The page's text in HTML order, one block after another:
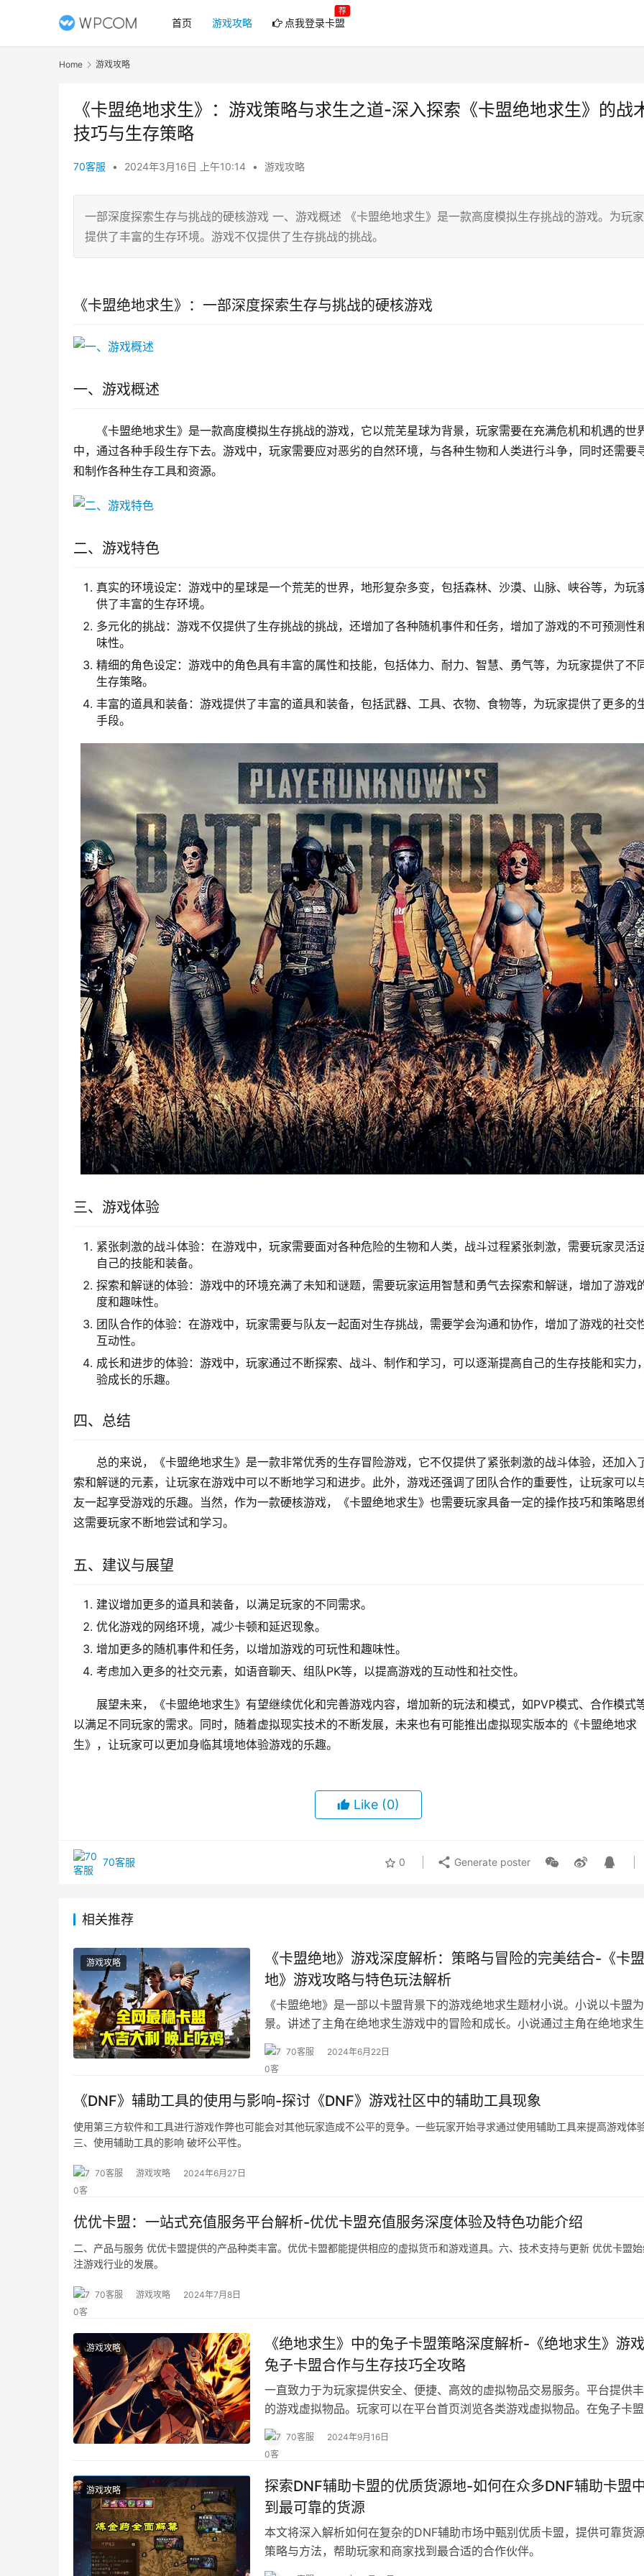
首页 游戏攻略 点我登录卡盟
荐
Home 游戏攻略
《卡盟绝地求生》：游戏策略与求生之道-深入探索《卡盟绝地求生》的战
技巧与生存策略
70客服 • 2024年3月16日 上午10:14 • 游戏攻略
一部深度探索生存与挑战的硬核游戏 一、游戏概述 《卡盟绝地求生》是一款高度模拟生存挑战的游戏。为玩家
提供了丰富的生存环境。游戏不仅提供了生存挑战的挑战。
《卡盟绝地求生》：一部深度探索生存与挑战的硬核游戏
一、游戏概述
《卡盟绝地求生》是一款高度模拟生存挑战的游戏，它以荒芜星球为背景，玩家需要在充满危机和机遇的世
中，通过各种手段生存下去。游戏中，玩家需要应对恶劣的自然环境，与各种生物和人类进行斗争，同时还需要
和制作各种生存工具和资源。
二、游戏特色
真实的环境设定：游戏中的星球是一个荒芜的世界，地形复杂多变，包括森林、沙漠、山脉、峡谷等，为玩
供了丰富的生存环境。
多元化的挑战：游戏不仅提供了生存挑战的挑战，还增加了各种随机事件和任务，增加了游戏的不可预测性
味性。
精细的角色设定：游戏中的角色具有丰富的属性和技能，包括体力、耐力、智慧、勇气等，为玩家提供了不
生存策略。
丰富的道具和装备：游戏提供了丰富的道具和装备，包括武器、工具、衣物、食物等，为玩家提供了更多的
手段。
三、游戏体验
紧张刺激的战斗体验：在游戏中，玩家需要面对各种危险的生物和人类，战斗过程紧张刺激，需要玩家灵活
自己的技能和装备。
探索和解谜的体验：游戏中的环境充满了未知和谜题，需要玩家运用智慧和勇气去探索和解谜，增加了游戏
度和趣味性。
团队合作的体验：在游戏中，玩家需要与队友一起面对生存挑战，需要学会沟通和协作，增加了游戏的社交
互动性。
成长和进步的体验：游戏中，玩家通过不断探索、战斗、制作和学习，可以逐渐提高自己的生存技能和实力
验成长的乐趣。
四、总结
总的来说，《卡盟绝地求生》是一款非常优秀的生存冒险游戏，它不仅提供了紧张刺激的战斗体验，还加入
索和解谜的元素，让玩家在游戏中可以不断地学习和进步。此外，游戏还强调了团队合作的重要性，让玩家可以
友一起享受游戏的乐趣。当然，作为一款硬核游戏，《卡盟绝地求生》也需要玩家具备一定的操作技巧和策略思
这需要玩家不断地尝试和学习。
五、建议与展望
建议增加更多的道具和装备，以满足玩家的不同需求。
优化游戏的网络环境，减少卡顿和延迟现象。
增加更多的随机事件和任务，以增加游戏的可玩性和趣味性。
考虑加入更多的社交元素，如语音聊天、组队PK等，以提高游戏的互动性和社交性。
展望未来，《卡盟绝地求生》有望继续优化和完善游戏内容，增加新的玩法和模式，如PVP模式、合作模式
以满足不同玩家的需求。同时，随着虚拟现实技术的不断发展，未来也有可能推出虚拟现实版本的《卡盟绝地求
生》，让玩家可以更加身临其境地体验游戏的乐趣。
Like (0)
70客服 0 Generate poster
相关推荐
游戏攻略
《卡盟绝地》游戏深度解析：策略与冒险的完美结合-《卡
地》游戏攻略与特色玩法解析
《卡盟绝地》是一部以卡盟背景下的游戏绝地求生题材小说。小说以卡盟
景。讲述了主角在绝地求生游戏中的冒险和成长。小说通过主角在绝地求
戏中的经历。
70客服 2024年6月22日
《DNF》辅助工具的使用与影响-探讨《DNF》游戏社区中的辅助工具现象
使用第三方软件和工具进行游戏作弊也可能会对其他玩家造成不公平的竞争。一些玩家开始寻求通过使用辅助工具来提高游戏体
三、使用辅助工具的影响 破坏公平性。
70客服 游戏攻略 2024年6月27日
优优卡盟：一站式充值服务平台解析-优优卡盟充值服务深度体验及特色功能介绍
二、产品与服务 优优卡盟提供的产品种类丰富。优优卡盟都能提供相应的虚拟货币和游戏道具。六、技术支持与更新 优优卡盟
注游戏行业的发展。
70客服 游戏攻略 2024年7月8日
游戏攻略
《绝地求生》中的兔子卡盟策略深度解析-《绝地求生》游
兔子卡盟合作与生存技巧全攻略
一直致力于为玩家提供安全、便捷、高效的虚拟物品交易服务。平台提供
的游戏虚拟物品。玩家可以在平台首页浏览各类游戏虚拟物品。在兔子卡
买虚拟物品安全吗。
70客服 2024年9月16日
游戏攻略
探索DNF辅助卡盟的优质货源地-如何在众多DNF辅助卡盟
到最可靠的货源
本文将深入解析如何在复杂的DNF辅助市场中甄别优质卡盟，提供可靠货
策略与方法，帮助玩家和商家找到最合适的合作伙伴。